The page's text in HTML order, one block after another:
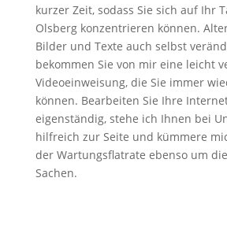
kurzer Zeit, sodass Sie sich auf Ihr
Olsberg konzentrieren können.
Bilder und Texte auch selbst
bekommen Sie von mir eine leicht
Videoeinweisung, die Sie immer
können. Bearbeiten Sie Ihre
eigenständig, stehe ich Ihnen bei
hilfreich zur Seite und kümmere
der Wartungsflatrate ebenso um
Sachen.